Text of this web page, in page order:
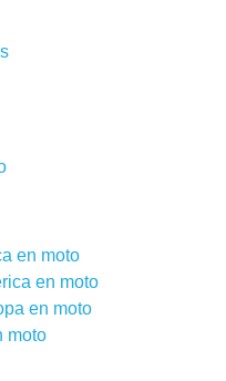
en moto
en moto
en moto
moto